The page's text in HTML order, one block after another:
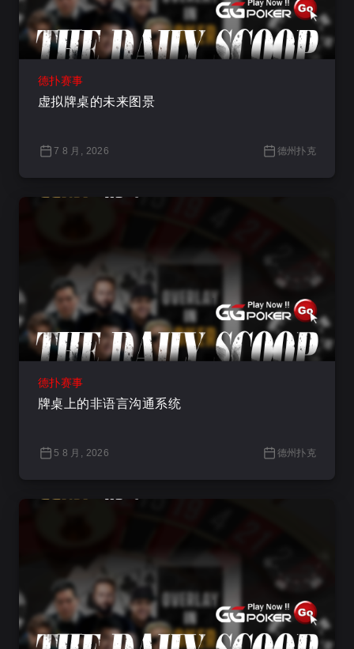
德扑赛事
虚拟牌桌的未来图景
7 8 月, 2026 德州扑克
德扑赛事
牌桌上的非语言沟通系统
5 8 月, 2026 德州扑克